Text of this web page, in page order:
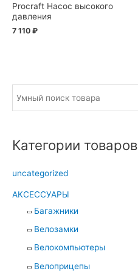
Procraft Насос высокого
давления
7 110 ₽
Категории товаров
uncategorized
АКСЕССУАРЫ
Багажники
Велозамки
Велокомпьютеры
Велоприцепы